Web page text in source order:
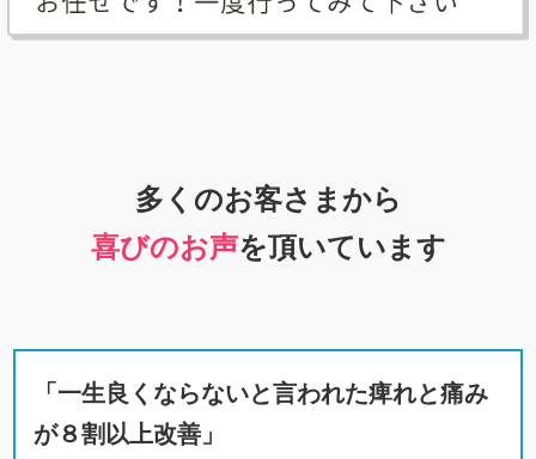
多くのお客さまから
喜びのお声を頂いています
「一生良くならないと言われた痺れと痛み
が８割以上改善」